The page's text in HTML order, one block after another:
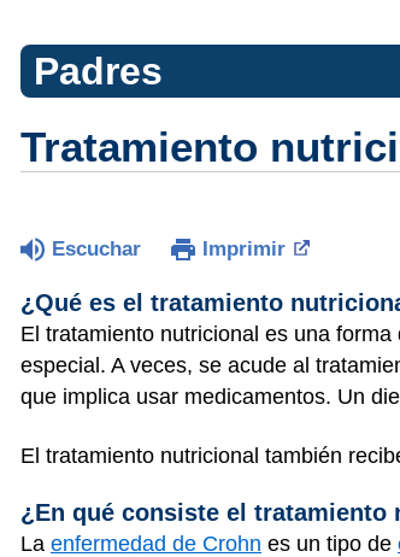
Padres
Tratamiento
Escuchar Imprimir
¿Qué es el tratamiento
El tratamiento nutricional es una
especial. A veces, se acude al
que implica usar medicamentos. Un
El tratamiento nutricional también
¿En qué consiste el tratamiento
La enfermedad de Crohn es un tipo de